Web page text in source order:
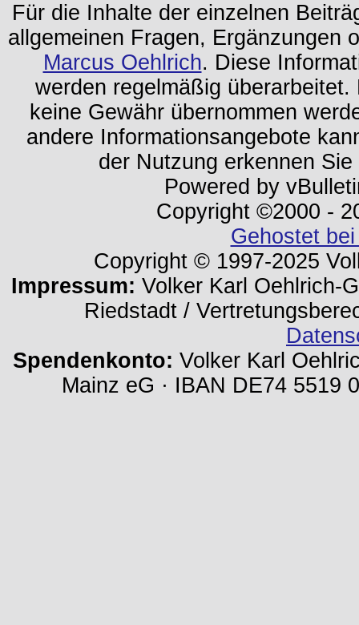
Für die Inhalte der einzelnen
allgemeinen Fragen, Ergänzungen
Marcus Oehlrich. Diese
werden regelmäßig
keine Gewähr übernommen
andere Informationsangebote
der Nutzung erkennen
Powered by
Copyright ©2000 -
Gehostet
Copyright © 1997-2025
Impressum: Volker Karl Oehlrich-
Riedstadt /
Spendenkonto: Volker Karl
Mainz eG · IBAN DE74 5519